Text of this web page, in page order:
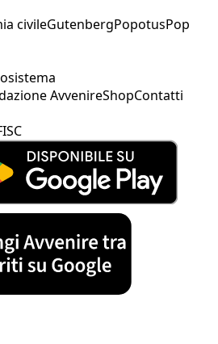
civileGutenbergPopotusPop
AvvenireShopContatti